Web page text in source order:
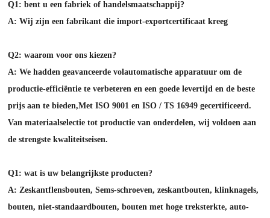
Q1: bent u een fabriek of handelsmaatschappij?
A: Wij zijn een fabrikant die import-exportcertificaat kreeg
Q2: waarom voor ons kiezen?
A: We hadden geavanceerde volautomatische apparatuur om de
productie-efficiëntie te verbeteren en een goede levertijd en de beste
prijs aan te bieden,Met ISO 9001 en ISO / TS 16949 gecertificeerd.
Van materiaalselectie tot productie van onderdelen, wij voldoen aan
de strengste kwaliteitseisen.
Q1: wat is uw belangrijkste producten?
A: Zeskantflensbouten, Sems-schroeven, zeskantbouten, klinknagels,
bouten, niet-standaardbouten, bouten met hoge treksterkte, auto-